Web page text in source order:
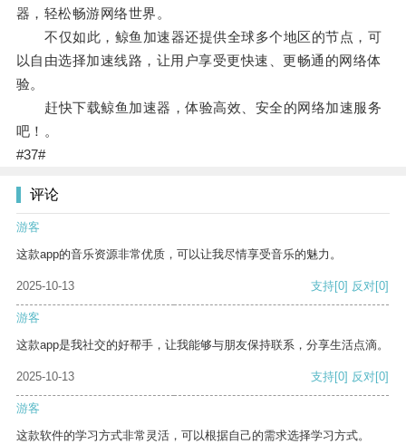
器，轻松畅游网络世界。
不仅如此，鲸鱼加速器还提供全球多个地区的节点，可
以自由选择加速线路，让用户享受更快速、更畅通的网络体
验。
赶快下载鲸鱼加速器，体验高效、安全的网络加速服务
吧！。
#37#
评论
游客
这款app的音乐资源非常优质，可以让我尽情享受音乐的魅力。
2025-10-13 支持[0] 反对[0]
游客
这款app是我社交的好帮手，让我能够与朋友保持联系，分享生活点滴。
2025-10-13 支持[0] 反对[0]
游客
这款软件的学习方式非常灵活，可以根据自己的需求选择学习方式。